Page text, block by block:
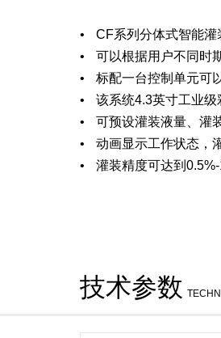
CF系列分体式智能
可以根据用户不同时
标配一台控制单元可
该系统4.3英寸工业
可预设灌装液量、灌
动画显示工作状态，
灌装精度可达到
技术参数